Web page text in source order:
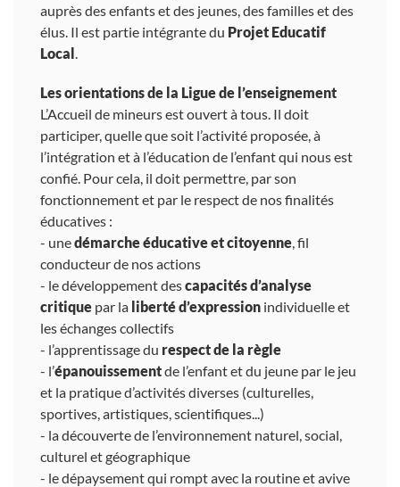
auprès des enfants et des jeunes, des familles et des
élus. Il est partie intégrante du Projet Educatif
Local
Les orientations de la Ligue de l’enseignement
L’Accueil de mineurs est ouvert à tous. Il doit
participer, quelle que soit l’activité proposée, à
l’intégration et à l’éducation de l’enfant qui nous est
confié. Pour cela, il doit permettre, par son
fonctionnement et par le respect de nos finalités
éducatives :
- unedémarche éducative et citoyenne , fil
conducteur de nos actions
- le développement descapacités d’analyse
critique par la liberté d’expression individuelle et
les échanges collectifs
- l’apprentissage du respect de la règle
- l’épanouissementde l’enfant et du jeune par le jeu
et la pratique d’activités diverses (culturelles,
sportives, artistiques, scientifiques...)
- la découverte de l’environnement naturel, social,
culturel et géographique
- le dépaysement qui rompt avec la routine et avive